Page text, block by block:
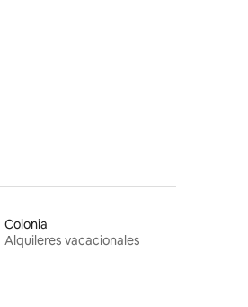
Colonia
Alquileres vacacionales